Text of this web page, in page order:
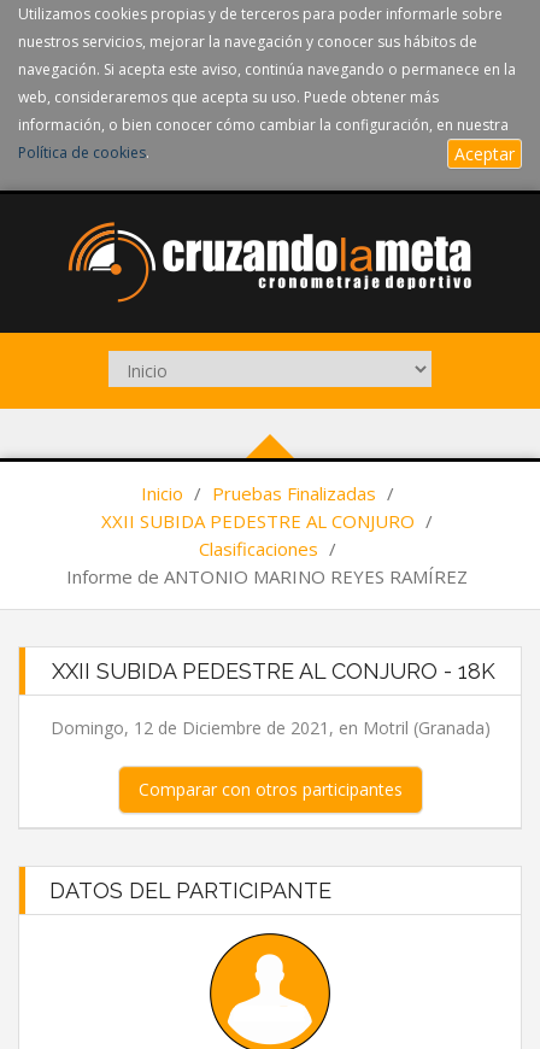
Utilizamos cookies propias y de terceros para poder informarle sobre
nuestros servicios, mejorar la navegación y conocer sus hábitos de
navegación. Si acepta este aviso, continúa navegando o permanece en la
web, consideraremos que acepta su uso. Puede obtener más
información, o bien conocer cómo cambiar la configuración, en nuestra
Política de cookies. Aceptar
Inicio / Pruebas Finalizadas /
XXII SUBIDA PEDESTRE AL CONJURO /
Clasificaciones /
Informe de ANTONIO MARINO REYES RAMÍREZ
XXII SUBIDA PEDESTRE AL CONJURO - 18K
Domingo, 12 de Diciembre de 2021, en Motril (Granada)
Comparar con otros participantes
DATOS DEL PARTICIPANTE